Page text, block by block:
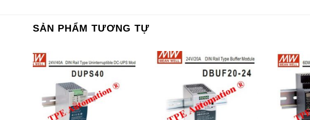
+ Chiều ngang: 40mm
+ Loại sản phẩm: Nguồn gắn thanh ray ( dinrail)
+ Trọng lượng: 0.6KG
SẢN PHẨM TƯƠNG TỰ